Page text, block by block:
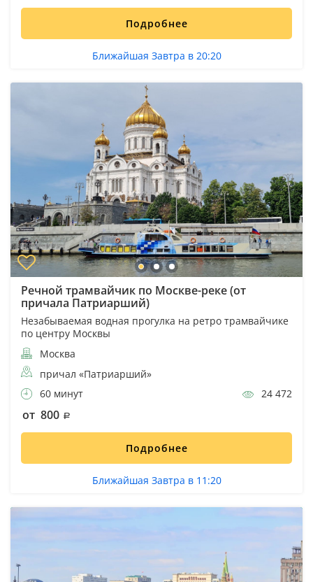
Подробнее
Ближайшая Завтра в 20:20
Речной трамвайчик по Москве-реке (от
причала Патриарший)
Незабываемая водная прогулка на ретро трамвайчике
по центру Москвы
Москва
причал «Патриарший»
60 минут
24 472
от 800
Подробнее
Ближайшая Завтра в 11:20